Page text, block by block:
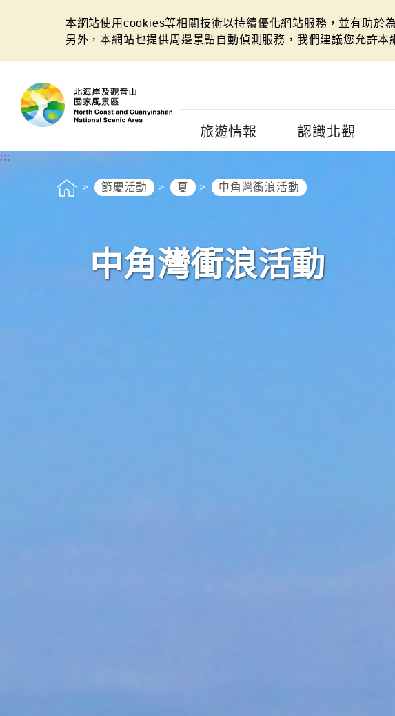
本網站使用cookies等相關技術以持續優化網站服務，並有助於
另外，本網站也提供周邊景點自動偵測服務，我們建議您允許
旅遊情報 認識北觀
:::
節慶活動 夏 中角灣衝浪活動
中角灣衝浪活動